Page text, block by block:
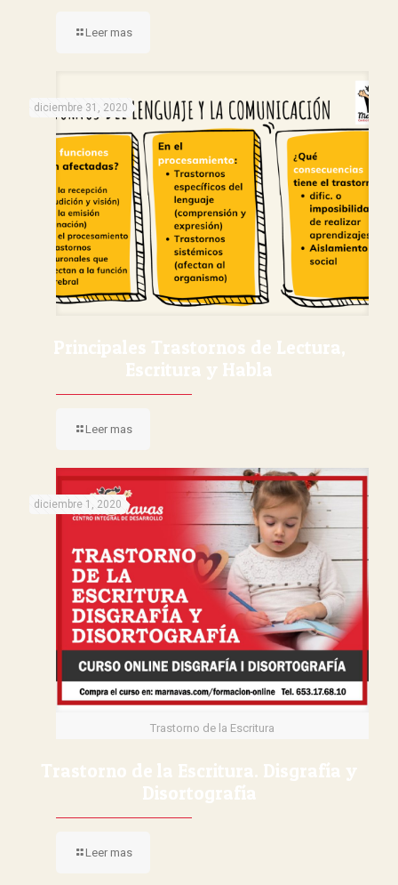
Leer mas
diciembre 31, 2020
Principales Trastornos de Lectura,
Escritura y Habla
Leer mas
Trastorno de la Escritura
diciembre 1, 2020
Trastorno de la Escritura. Disgrafía y
Disortografía
Leer mas